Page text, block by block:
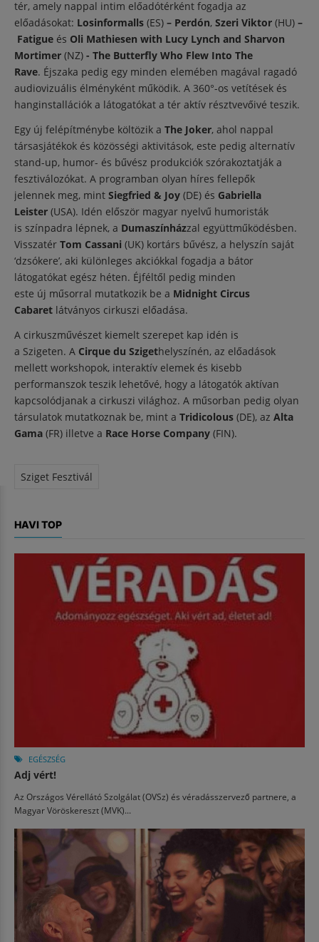
tér, amely nappal intim előadótérként fogadja az
előadásokat: Losinformalls (ES) – Perdón, Szeri Viktor (HU) –
Fatigue és Oli Mathiesen with Lucy Lynch and Sharvon
Mortimer (NZ) - The Butterfly Who Flew Into The
Rave. Éjszaka pedig egy minden elemében magával ragadó
audiovizuális élményként működik. A 360°-os vetítések és
hanginstallációk a látogatókat a tér aktív résztvevőivé teszik.
Egy új felépítménybe költözik a The Joker, ahol nappal
társasjátékok és közösségi aktivitások, este pedig alternatív
stand-up, humor- és bűvész produkciók szórakoztatják a
fesztiválozókat. A programban olyan híres fellepők
jelennek meg, mint Siegfried & Joy (DE) és Gabriella
Leister (USA). Idén először magyar nyelvű humoristák
is színpadra lépnek, a Dumaszínházzal együttműködésben.
Visszatér Tom Cassani (UK) kortárs bűvész, a helyszín saját
‘dzsókere’, aki különleges akciókkal fogadja a bátor
látogatókat egész héten. Éjféltől pedig minden
este új műsorral mutatkozik be a Midnight Circus
Cabaret látványos cirkuszi előadása.
A cirkuszművészet kiemelt szerepet kap idén is
a Szigeten. A Cirque du Szigethelyszínén, az előadások
mellett workshopok, interaktív elemek és kisebb
performanszok teszik lehetővé, hogy a látogatók aktívan
kapcsolódjanak a cirkuszi világhoz. A műsorban pedig olyan
társulatok mutatkoznak be, mint a Tridicolous (DE), az Alta
Gama (FR) illetve a Race Horse Company (FIN).
Sziget Fesztivál
HAVI TOP
EGÉSZSÉG
Adj vért!
Az Országos Vérellátó Szolgálat (OVSz) és véradásszervező partnere, a
Magyar Vöröskereszt (MVK)...